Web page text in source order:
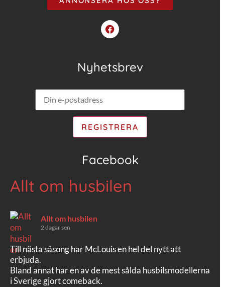
Nyhetsbrev
Facebook
Allt om husbilen
Allt om husbilen
2 dagar sen
Till nästa säsong har McLouis en hel del nytt att
erbjuda.
Bland annat har en av de mest sålda husbilsmodellerna
i Sverige gjort comeback.